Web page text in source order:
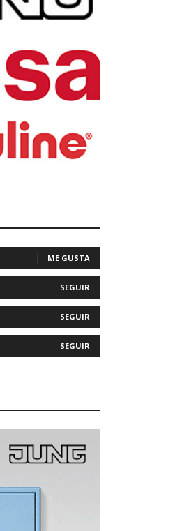
ME GUSTA
SEGUIR
SEGUIR
SEGUIR